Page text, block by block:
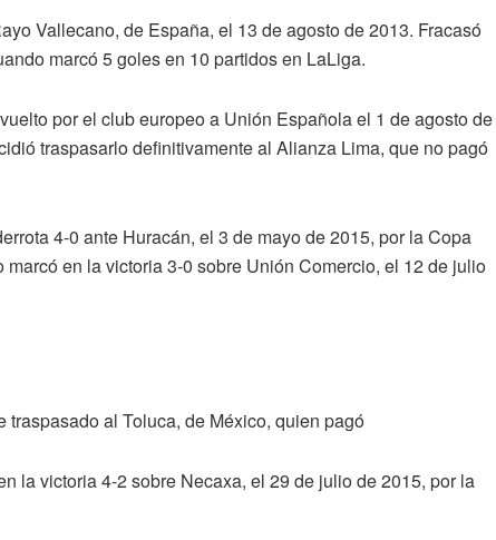
Vallecano, de España, el 13 de agosto de 2013. Fracasó
marcó 5 goles en 10 partidos en LaLiga.
por el club europeo a Unión Española el 1 de agosto de
traspasarlo definitivamente al Alianza Lima, que no pagó
4-0 ante Huracán, el 3 de mayo de 2015, por la Copa
en la victoria 3-0 sobre Unión Comercio, el 12 de julio
traspasado al Toluca, de México, quien pagó
la victoria 4-2 sobre Necaxa, el 29 de julio de 2015, por la